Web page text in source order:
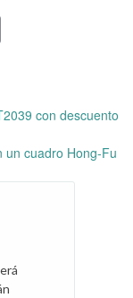
con descuento
un cuadro Hong-Fu